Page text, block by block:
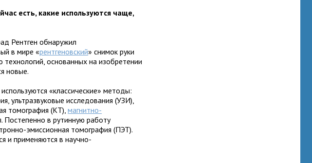
есть, какие используются чаще,
Рентген обнаружил
в мире «рентгеновский» снимок руки
основанных на изобретении
новые.
«классические» методы:
ультразвуковые исследования (УЗИ),
томография (КТ),магнитно-
Постепенно в рутинную работу
эмиссионная томография (ПЭТ).
и применяются в научно-